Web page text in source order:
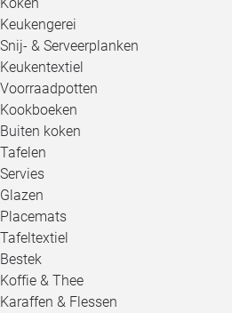
Keukengerei
Snij- & Serveerplanken
Keukentextiel
Voorraadpotten
Kookboeken
Buiten koken
Tafelen
Servies
Glazen
Placemats
Tafeltextiel
Bestek
Koffie & Thee
Karaffen & Flessen